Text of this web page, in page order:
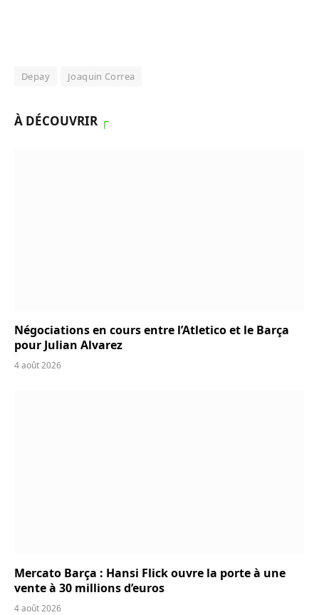
Depay Joaquin Correa
À DÉCOUVRIR ┌
Négociations en cours entre l’Atletico et le Barça
pour Julian Alvarez
4 août 2026
Mercato Barça : Hansi Flick ouvre la porte à une
vente à 30 millions d’euros
4 août 2026